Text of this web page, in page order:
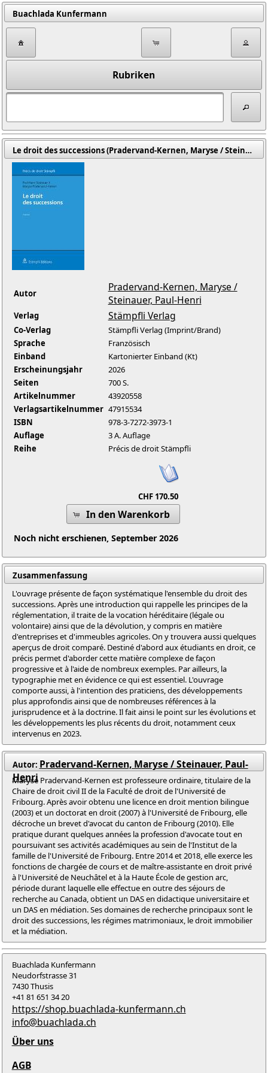
Buachlada Kunfermann
Rubriken
Le droit des successions (Pradervand-Kernen, Maryse / Steinauer, Paul-Henri)
Autor
Pradervand-Kernen, Maryse /
Steinauer, Paul-Henri
Verlag Stämpfli Verlag
Co-Verlag
Stämpfli Verlag (Imprint/Brand)
Sprache
Französisch
Einband
Kartonierter Einband (Kt)
Erscheinungsjahr
2026
Seiten
700 S.
Artikelnummer
43920558
Verlagsartikelnummer 47915534
ISBN
978-3-7272-3973-1
Auflage
3 A. Auflage
Reihe
Précis de droit Stämpfli
CHF 170.50
In den Warenkorb
Noch nicht erschienen, September 2026
Zusammenfassung
L'ouvrage présente de façon systématique l'ensemble du droit des
successions. Après une introduction qui rappelle les principes de la
réglementation, il traite de la vocation héréditaire (légale ou
volontaire) ainsi que de la dévolution, y compris en matière
d'entreprises et d'immeubles agricoles. On y trouvera aussi quelques
aperçus de droit comparé. Destiné d'abord aux étudiants en droit, ce
précis permet d'aborder cette matière complexe de façon
progressive et à l'aide de nombreux exemples. Par ailleurs, la
typographie met en évidence ce qui est essentiel. L'ouvrage
comporte aussi, à l'intention des praticiens, des développements
plus approfondis ainsi que de nombreuses références à la
jurisprudence et à la doctrine. Il fait ainsi le point sur les évolutions et
les développements les plus récents du droit, notamment ceux
intervenus en 2023.
Autor: Pradervand-Kernen, Maryse / Steinauer, Paul-
Henri
Maryse Pradervand-Kernen est professeure ordinaire, titulaire de la
Chaire de droit civil II de la Faculté de droit de l'Université de
Fribourg. Après avoir obtenu une licence en droit mention bilingue
(2003) et un doctorat en droit (2007) à l'Université de Fribourg, elle
décroche un brevet d'avocat du canton de Fribourg (2010). Elle
pratique durant quelques années la profession d'avocate tout en
poursuivant ses activités académiques au sein de l'Institut de la
famille de l'Université de Fribourg. Entre 2014 et 2018, elle exerce les
fonctions de chargée de cours et de maître-assistante en droit privé
à l'Université de Neuchâtel et à la Haute École de gestion arc,
période durant laquelle elle effectue en outre des séjours de
recherche au Canada, obtient un DAS en didactique universitaire et
un DAS en médiation. Ses domaines de recherche principaux sont le
droit des successions, les régimes matrimoniaux, le droit immobilier
et la médiation.
Buachlada Kunfermann
Neudorfstrasse 31
7430 Thusis
+41 81 651 34 20
https://shop.buachlada-kunfermann.ch
info@buachlada.ch
Über uns
AGB